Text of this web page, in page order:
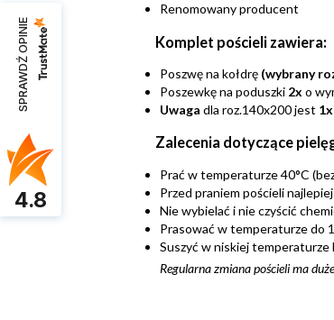
Renomowany producent
Komplet pościeli zawiera:
Poszwę na kołdrę (wybrany
Poszewkę na poduszki 2x o
Uwaga dla roz.140x200 jest 1x
Zalecenia dotyczące
Prać w temperaturze 40°C
Przed praniem pościeli
Nie wybielać i nie czyścić
Prasować w temperaturze do
Suszyć w niskiej temperaturze
Regularna zmiana pościeli ma
SPRAWDŹ OPINIE
4.8